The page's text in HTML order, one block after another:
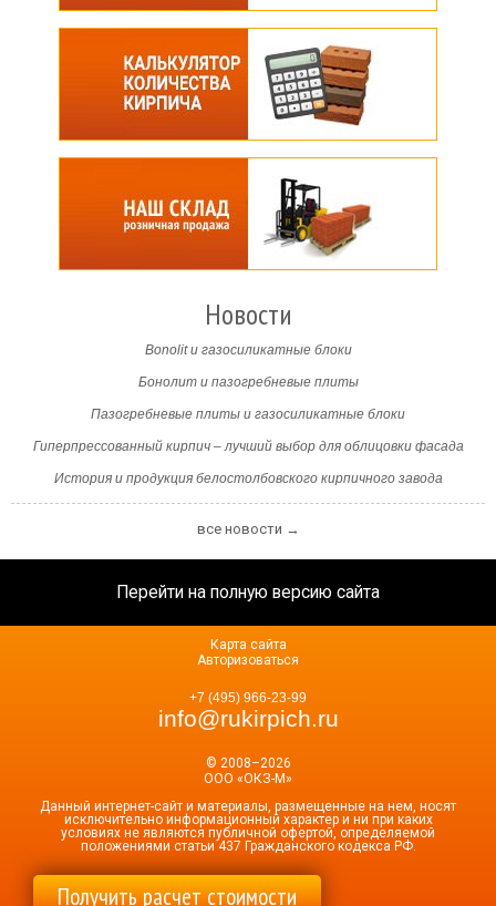
Новости
Bonolit и газосиликатные блоки
Бонолит и пазогребневые плиты
Пазогребневые плиты и газосиликатные блоки
Гиперпрессованный кирпич – лучший выбор для облицовки фасада
История и продукция белостолбовского кирпичного завода
все новости →
Перейти на полную версию сайта
© 2008–2026
ООО «ОКЗ-М»
Данный интернет-сайт и материалы, размещенные на нем, носят
исключительно информационный характер и ни при каких
условиях не являются публичной офертой, определяемой
положениями статьи 437 Гражданского кодекса РФ.
+7 (495) 966-23-99
info@rukirpich.ru
Карта сайта
Авторизоваться
Получить расчет стоимости